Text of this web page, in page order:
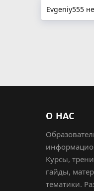
Evgeniy555
О НАС
Курсы,
гайды,
тематики.